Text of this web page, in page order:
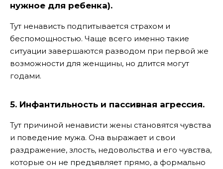
нужное для ребенка).
Тут ненависть подпитывается страхом и
беспомощностью. Чаще всего именно такие
ситуации завершаются разводом при первой же
возможности для женщины, но длится могут
годами.
5. Инфантильность и пассивная агрессия.
Тут причиной ненависти жены становятся чувства
и поведение мужа. Она выражает и свои
раздражение, злость, недовольства и его чувства,
которые он не предъявляет прямо, а формально